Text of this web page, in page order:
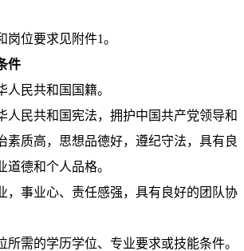
位要求见附件1。
件
民共和国国籍。
民共和国宪法，拥护中国共产党领导和
素质高，思想品德好，遵纪守法，具有良
道德和个人品格。
事业心、责任感强，具有良好的团队协
需的学历学位、专业要求或技能条件。